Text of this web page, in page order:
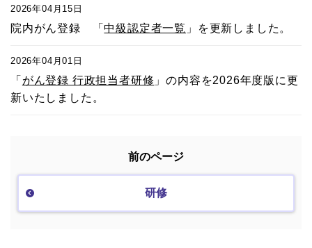
2026年04月15日
院内がん登録 「中級認定者一覧 」を更新しました。
2026年04月01日
「 がん登録 行政担当者研修 」の内容を2026年度版に更
新いたしました。
前のページ
研修